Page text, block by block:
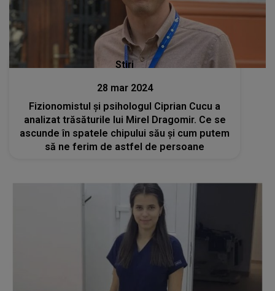
Stiri
28 mar 2024
Fizionomistul și psihologul Ciprian Cucu a
analizat trăsăturile lui Mirel Dragomir. Ce se
ascunde în spatele chipului său și cum putem
să ne ferim de astfel de persoane